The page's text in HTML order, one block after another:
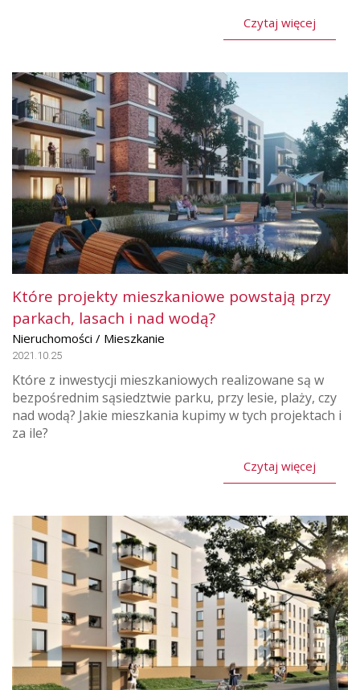
Czytaj więcej
Które projekty mieszkaniowe powstają przy
parkach, lasach i nad wodą?
Nieruchomości / Mieszkanie
2021.10.25
Które z inwestycji mieszkaniowych realizowane są w
bezpośrednim sąsiedztwie parku, przy lesie, plaży, czy
nad wodą? Jakie mieszkania kupimy w tych projektach i
za ile?
Czytaj więcej